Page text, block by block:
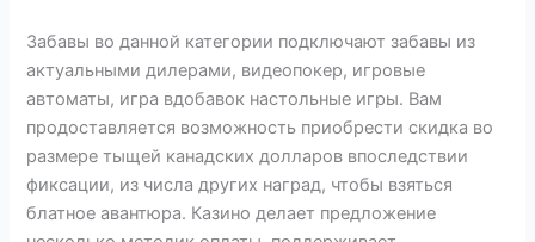
Забавы во данной категории подключают забавы из
актуальными дилерами, видеопокер, игровые
автоматы, игра вдобавок настольные игры. Вам
продоставляется возможность приобрести скидка во
размере тыщей канадских долларов впоследствии
фиксации, из числа других наград, чтобы взяться
блатное авантюра. Казино делает предложение